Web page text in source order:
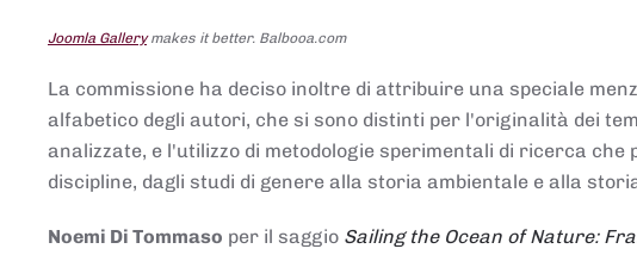
Joomla Gallerymakes it better. Balbooa.com
La commissione ha deciso inoltre di attribuire una speciale
alfabetico degli autori, che si sono distinti per l'originalità dei
analizzate, e l'utilizzo di metodologie sperimentali di ricerca
discipline, dagli studi di genere alla storia ambientale e alla
Noemi Di Tommaso per il saggio Sailing the Ocean of Nature: